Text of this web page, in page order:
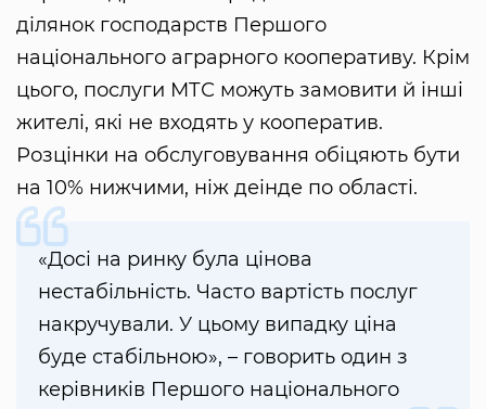
ділянок господарств Першого
національного аграрного кооперативу. Крім
цього, послуги МТС можуть замовити й інші
жителі, які не входять у кооператив.
Розцінки на обслуговування обіцяють бути
на 10% нижчими, ніж деінде по області.
«Досі на ринку була цінова
нестабільність. Часто вартість послуг
накручували. У цьому випадку ціна
буде стабільною», – говорить один з
керівників Першого національного